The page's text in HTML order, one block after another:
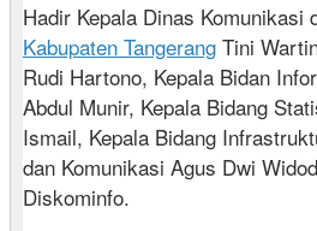
Hadir Kepala Dinas Komunikasi
Kabupaten Tangerang Tini
Rudi Hartono, Kepala Bidan
Abdul Munir, Kepala Bidang
Ismail, Kepala Bidang
dan Komunikasi Agus Dwi
Diskominfo.